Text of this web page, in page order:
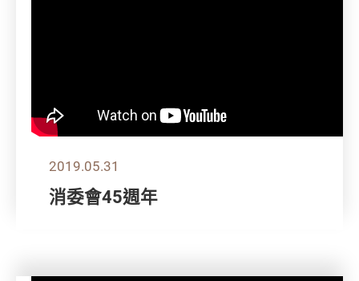
2019.05.31
消委會45週年